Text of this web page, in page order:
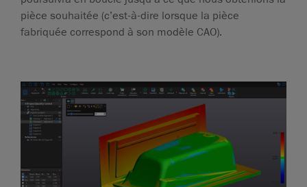
pièce souhaitée (c’est-à-dire lorsque la pièce
fabriquée correspond à son modèle CAO).